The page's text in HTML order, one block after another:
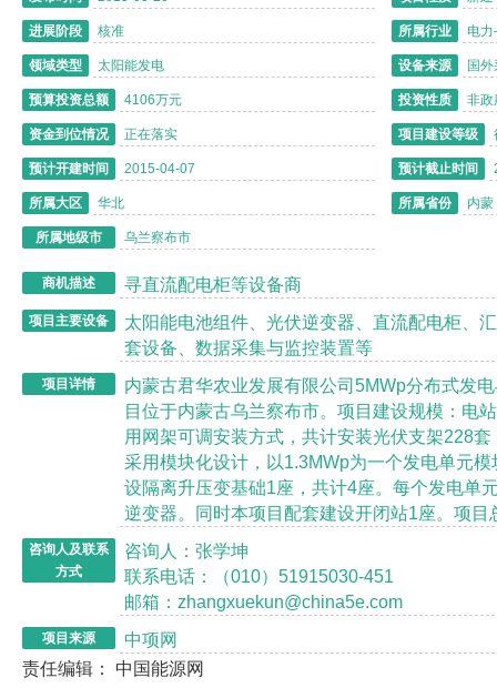
进展阶段 核准 所属行业 电
领域类型 太阳能发电 设备来源 国
预算投资总额 4106万元 投资性质 非政
资金到位情况 正在落实 项目建设等级
预计开建时间 2015-04-07 预计截止时间
所属大区 华北 所属省份 内蒙
所属地级市 乌兰察布市
商机描述 寻直流配电柜等设备商
项目主要设备
太阳能电池组件、光伏逆变器、直流配电柜、
套设备、数据采集与监控装置等
项目详情 内蒙古君华农业发展有限公司5MWp分布式发
目位于内蒙古乌兰察布市。项目建设规模：电
用网架可调安装方式，共计安装光伏支架228套
采用模块化设计，以1.3MWp为一个发电单元
设隔离升压变基础1座，共计4座。每个发电单
逆变器。同时本项目配套建设开闭站1座。项目
咨询人及联系
方式
咨询人：张学坤
联系电话：（010）51915030-451
邮箱：zhangxuekun@china5e.com
项目来源 中项网
责任编辑： 中国能源网